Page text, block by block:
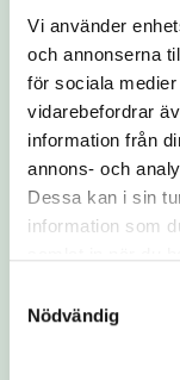
Vi använder
och annonserna
för sociala
vidarebefordrar
information från
annons- och
Dessa kan i sin
information som
Nödvändig